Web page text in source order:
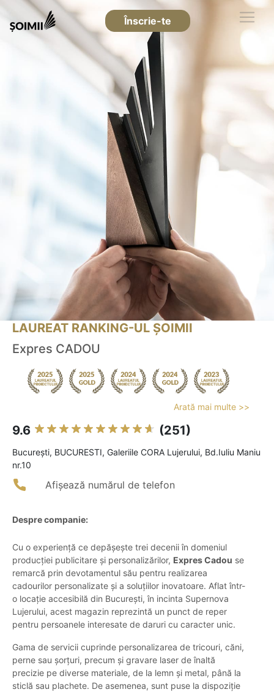
Înscrie-te
LAUREAT RANKING-UL ȘOIMII
Expres CADOU
Arată mai multe >>
9.6 (251)
Bucureşti, BUCURESTI, Galeriile CORA Lujerului, Bd.Iuliu Maniu
nr.10
Afișează numărul de telefon
Despre companie:
Cu o experiență ce depășește trei decenii în domeniul
producției publicitare și personalizărilor, Expres Cadou se
remarcă prin devotamentul său pentru realizarea
cadourilor personalizate și a soluțiilor inovatoare. Aflat într-
o locație accesibilă din București, în incinta Supernova
Lujerului, acest magazin reprezintă un punct de reper
pentru persoanele interesate de daruri cu caracter unic.
Gama de servicii cuprinde personalizarea de tricouri, căni,
perne sau șorțuri, precum și gravare laser de înaltă
precizie pe diverse materiale, de la lemn și metal, până la
sticlă sau plachete. De asemenea, sunt puse la dispoziție